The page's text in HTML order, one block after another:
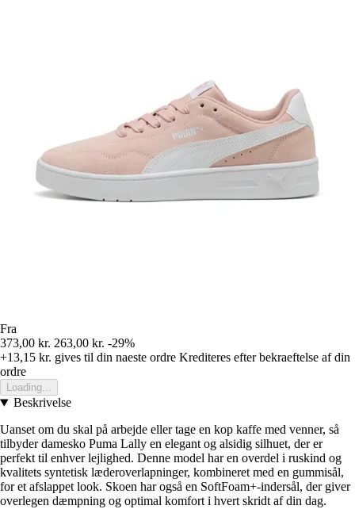
Fra
373,00 kr. 263,00 kr. -29%
+13,15 kr. gives til din naeste ordre Krediteres efter bekraeftelse af din
ordre
Loading...
Beskrivelse
Uanset om du skal på arbejde eller tage en kop kaffe med venner, så
tilbyder damesko Puma Lally en elegant og alsidig silhuet, der er
perfekt til enhver lejlighed. Denne model har en overdel i ruskind og
kvalitets syntetisk læderoverlapninger, kombineret med en gummisål,
for et afslappet look. Skoen har også en SoftFoam+-indersål, der giver
overlegen dæmpning og optimal komfort i hvert skridt af din dag.